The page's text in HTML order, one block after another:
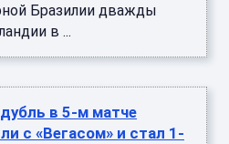
Бразилии дважды
в ...
в 5-м матче
с «Вегасом» и стал 1-